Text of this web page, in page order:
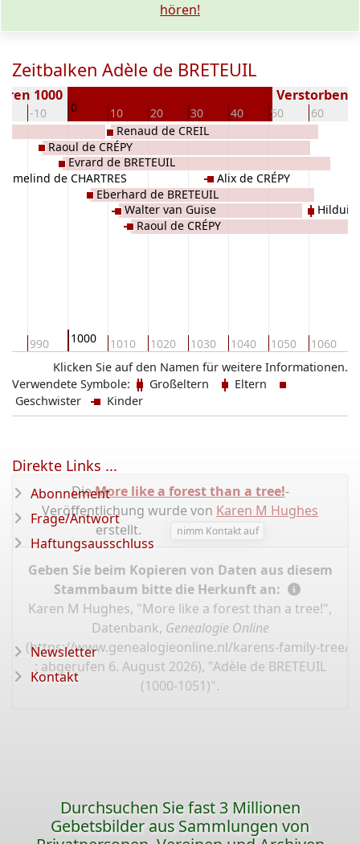
hören!
Zeitbalken Adèle de BRETEUIL
-10 0 10 20 30 40 50 60
1000 Verstorben (
990 1000 1010 1020 1030 1040 1050 1060
de CHARTRES
Raoul de CRÉPY
Evrard de BRETEUIL
Eberhard de BRETEUIL
Renaud de CREIL
Walter van Guise
Raoul de CRÉPY
Alix de CRÉPY
Hilduin
Klicken Sie auf den Namen für weitere Informationen.
Verwendete Symbole:
Großeltern
Eltern
Geschwister
Kinder
DieMore like a forest than a tree!-
Veröffentlichung wurde von Karen M Hughes
erstellt.
nimm Kontakt auf
Geben Sie beim Kopieren von Daten aus diesem
Stammbaum bitte die Herkunft an:
Karen M Hughes, "More like a forest than a tree!",
Datenbank, Genealogie Online
(https://www.genealogieonline.nl/karens-family-tree/
: abgerufen 6. August 2026), "Adèle de BRETEUIL
(1000-1051)".
Direkte Links ...
Abonnement
Frage/Antwort
Haftungsausschluss
Newsletter
Kontakt
Durchsuchen Sie fast 3 Millionen
Gebetsbilder aus Sammlungen von